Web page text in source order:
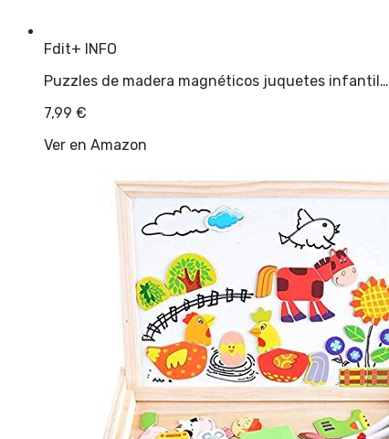
Fdit+ INFO
Puzzles de madera magnéticos juquetes infantil…
7,99 €
Ver en Amazon